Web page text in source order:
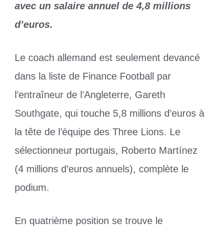
avec un salaire annuel de 4,8 millions
d’euros.
Le coach allemand est seulement devancé
dans la liste de Finance Football par
l’entraîneur de l’Angleterre, Gareth
Southgate, qui touche 5,8 millions d’euros à
la tête de l’équipe des Three Lions. Le
sélectionneur portugais, Roberto Martínez
(4 millions d’euros annuels), complète le
podium.
En quatrième position se trouve le